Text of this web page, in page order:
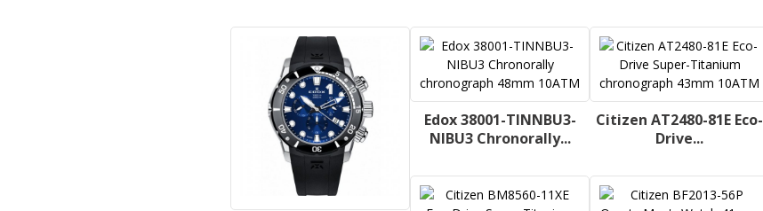
Edox 38001-TINNBU3-
NIBU3 Chronorally...
Citizen AT2480-81E Eco-
Drive...